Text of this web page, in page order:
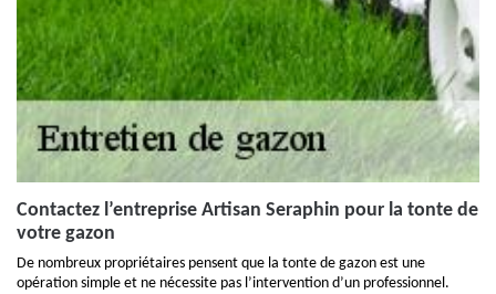
Contactez l’entreprise Artisan Seraphin pour la tonte de
votre gazon
De nombreux propriétaires pensent que la tonte de gazon est une
opération simple et ne nécessite pas l’intervention d’un professionnel.